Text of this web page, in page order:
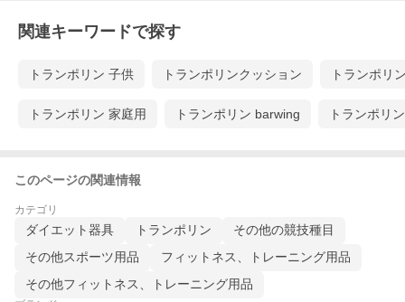
関連キーワードで探す
トランポリン 子供 トランポリンクッション トランポリ
トランポリン 家庭用 トランポリン barwing トランポリ
このページの関連情報
カテゴリ
ダイエット器具 トランポリン
その他の競技種目
その他スポーツ用品
フィットネス、トレーニング用品
その他フィットネス、トレーニング用品